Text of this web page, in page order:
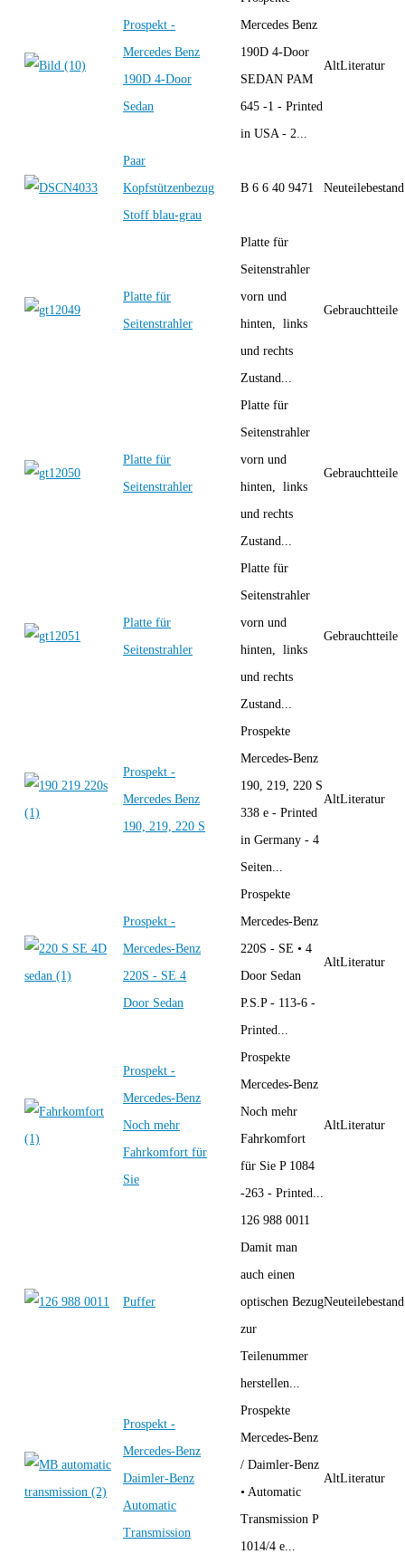
Prospekt -
Mercedes Benz
190D 4-Door
Sedan
Mercedes Benz
190D 4-Door
SEDAN PAM
645 -1 - Printed
in USA - 2...
AltLiteratur
Paar
Kopfstützenbezug
Stoff blau-grau
B 6 6 40 9471 Neuteilebestand
Platte für
Seitenstrahler
Platte für
Seitenstrahler
vorn und
hinten, links
und rechts
Zustand...
Gebrauchtteile
Platte für
Seitenstrahler
Platte für
Seitenstrahler
vorn und
hinten, links
und rechts
Zustand...
Gebrauchtteile
Platte für
Seitenstrahler
Platte für
Seitenstrahler
vorn und
hinten, links
und rechts
Zustand...
Gebrauchtteile
Prospekt -
Mercedes Benz
190, 219, 220 S
Prospekte
Mercedes-Benz
190, 219, 220 S
338 e - Printed
in Germany - 4
Seiten...
AltLiteratur
Prospekt -
Mercedes-Benz
220S - SE 4
Door Sedan
Prospekte
Mercedes-Benz
220S - SE • 4
Door Sedan
P.S.P - 113-6 -
Printed...
AltLiteratur
Prospekt -
Mercedes-Benz
Noch mehr
Fahrkomfort für
Sie
Prospekte
Mercedes-Benz
Noch mehr
Fahrkomfort
für Sie P 1084
-263 - Printed...
AltLiteratur
Puffer
126 988 0011
Damit man
auch einen
optischen Bezug
zur
Teilenummer
herstellen...
Neuteilebestand
Prospekt -
Mercedes-Benz
Daimler-Benz
Automatic
Transmission
Prospekte
Mercedes-Benz
/ Daimler-Benz
• Automatic
Transmission P
1014/4 e...
AltLiteratur